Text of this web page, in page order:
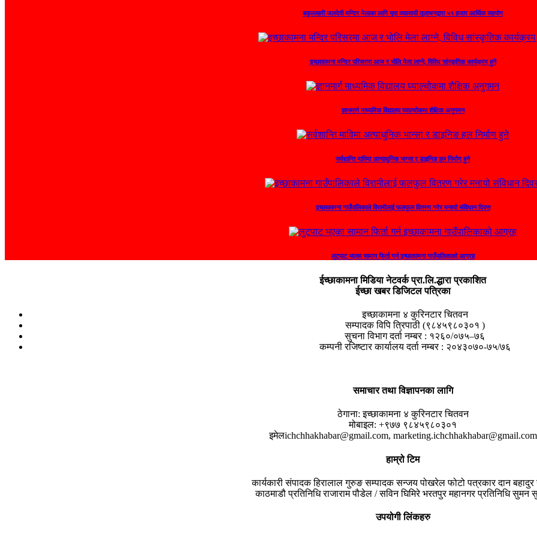
बकुल्लहरी जलदेवी मन्दिर मेलाका लागि यूवा व्यवसायी तूलाचनद्वारा ५१ हजार आर्थिक सहयोग
इच्छाकामना मन्दिर परिसरमा आज र भोलि मेला लाग्ने, विविध सांस्कृतिक कार्यक्रम हुने
ज्ञानमार्ग माध्यमिक विद्यालय घ्याल्चोकमा शैक्षिक अनुगमन
सर्वशान्ति माविमा अत्याधुनिक भान्सा र डाइनिङ हल निर्माण हुने
इच्छाकामना गाउँपालिकाले विरामीलाई फलफुल वितरण गरेर मनायो संविधान दिवस
लुटपाट भएका सामान फिर्ता गर्न इच्छाकामना गाउँपालिकाको आग्रह
ईच्छाकामना मिडिया नेटवर्क प्रा.लि.द्धारा प्रकाशित
ईच्छा खबर डिजिटल पत्रिका
इच्छाकामना ४ कुरिनटार चितवन
सम्पादक विपि त्रिपाठी (९८४५९८०३०१ )
सुचना विभाग दर्ता नम्बर : १२६०/०७५–७६
कम्पनी रजिष्टार कार्यालय दर्ता नम्बर : २०४३०७०-७५/७६
समाचार तथा विज्ञापनका लागि
ठेगाना: इच्छाकामना ४ कुरिनटार चितवन
मोबाइल: +९७७ ९८४५९८०३०१
इमेलichchhakhabar@gmail.com, marketing.ichchhakhabar@gmail.com
हाम्रो टिम
कार्यकारी संपादकहिरालाल गुरुङसम्पादकसन्जय पोखरेलफोटो पत्रकारदान
काठमाडौ प्रतिनिधिराजाराम पौडेल / सविन घिमिरेभरतपुर महानगर प्रतिनिधिसुमन
उपयोगी लिंकहरु